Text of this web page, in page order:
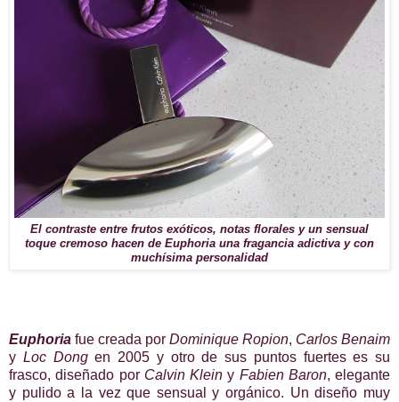
El contraste entre frutos exóticos, notas florales y un sensual
toque cremoso hacen de Euphoria una fragancia adictiva y con
muchísima personalidad
Euphoria fue creada por Dominique Ropion, Carlos Benaim
y Loc Dongen 2005 y otro de sus puntos fuertes es su
frasco, diseñado por Calvin Kleiny Fabien Baron, elegante
y pulido a la vez que sensual y orgánico. Un diseño muy